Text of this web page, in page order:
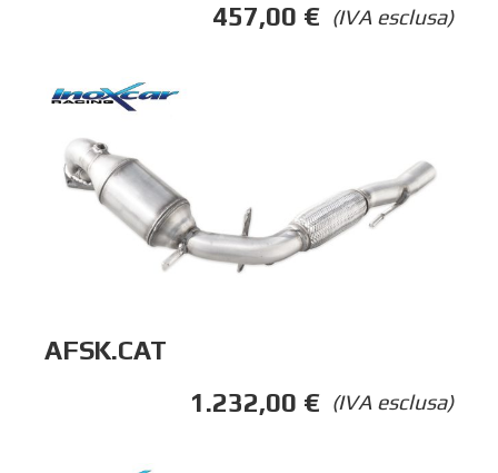
(IVA esclusa)
457,00 €
AFSK.CAT
(IVA esclusa)
1.232,00 €